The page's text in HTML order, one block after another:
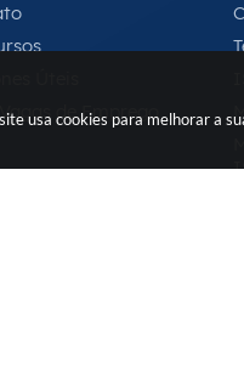
usa cookies para melhorar a
Vagas de Emprego
Online